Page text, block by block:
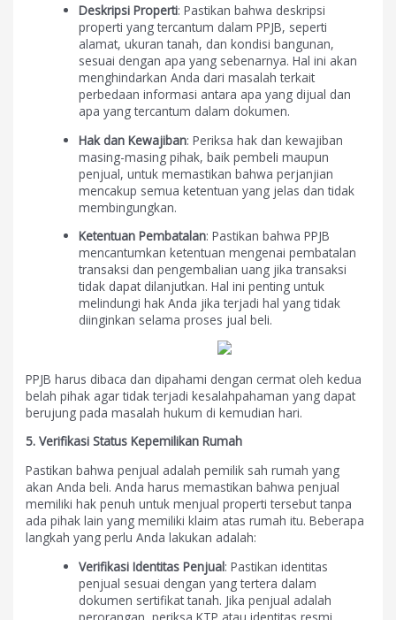
Deskripsi Properti: Pastikan bahwa deskripsi
properti yang tercantum dalam PPJB, seperti
alamat, ukuran tanah, dan kondisi bangunan,
sesuai dengan apa yang sebenarnya. Hal ini akan
menghindarkan Anda dari masalah terkait
perbedaan informasi antara apa yang dijual dan
apa yang tercantum dalam dokumen.
Hak dan Kewajiban: Periksa hak dan kewajiban
masing-masing pihak, baik pembeli maupun
penjual, untuk memastikan bahwa perjanjian
mencakup semua ketentuan yang jelas dan tidak
membingungkan.
Ketentuan Pembatalan: Pastikan bahwa PPJB
mencantumkan ketentuan mengenai pembatalan
transaksi dan pengembalian uang jika transaksi
tidak dapat dilanjutkan. Hal ini penting untuk
melindungi hak Anda jika terjadi hal yang tidak
diinginkan selama proses jual beli.
PPJB harus dibaca dan dipahami dengan cermat oleh kedua
belah pihak agar tidak terjadi kesalahpahaman yang dapat
berujung pada masalah hukum di kemudian hari.
5. Verifikasi Status Kepemilikan Rumah
Pastikan bahwa penjual adalah pemilik sah rumah yang
akan Anda beli. Anda harus memastikan bahwa penjual
memiliki hak penuh untuk menjual properti tersebut tanpa
ada pihak lain yang memiliki klaim atas rumah itu. Beberapa
langkah yang perlu Anda lakukan adalah:
Verifikasi Identitas Penjual: Pastikan identitas
penjual sesuai dengan yang tertera dalam
dokumen sertifikat tanah. Jika penjual adalah
perorangan, periksa KTP atau identitas resmi